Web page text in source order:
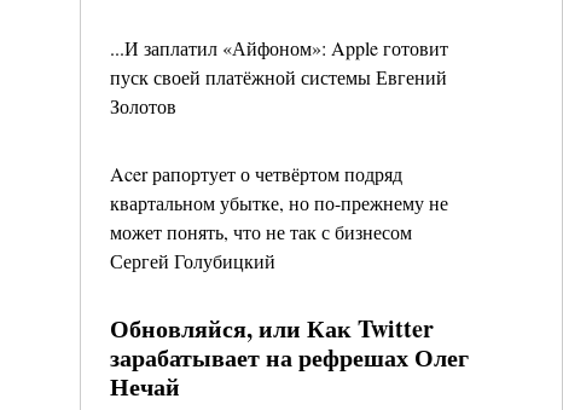
...И заплатил «Айфоном»: Apple готовит
пуск своей платёжной системы Евгений
Золотов
Acer рапортует о четвёртом подряд
квартальном убытке, но по-прежнему не
может понять, что не так с бизнесом
Сергей Голубицкий
Обновляйся, или Как Twitter
зарабатывает на рефрешах Олег
Нечай